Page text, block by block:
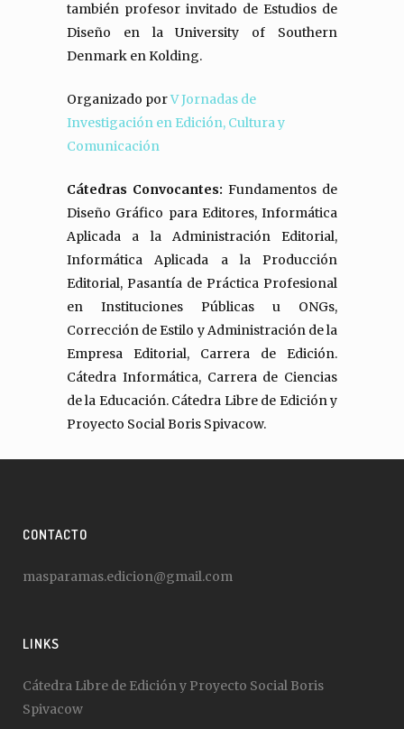
también profesor invitado de Estudios de
Diseño en la University of Southern
Denmark en Kolding.
Organizado porV Jornadas de
Investigación en Edición, Cultura y
Comunicación
Cátedras Convocantes: Fundamentos de
Diseño Gráfico para Editores, Informática
Aplicada a la Administración Editorial,
Informática Aplicada a la Producción
Editorial, Pasantía de Práctica Profesional
en Instituciones Públicas u ONGs,
Corrección de Estilo y Administración de la
Empresa Editorial, Carrera de Edición.
Cátedra Informática, Carrera de Ciencias
de la Educación. Cátedra Libre de Edición y
Proyecto Social Boris Spivacow.
CONTACTO
masparamas.edicion@gmail.com
LINKS
Cátedra Libre de Edición y Proyecto Social Boris
Spivacow